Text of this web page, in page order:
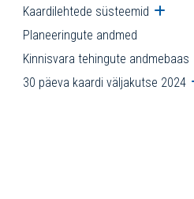
Kaardilehtede süsteemid Ava
Planeeringute andmed
Kinnisvara tehingute andmebaas
30 päeva kaardi väljakutse 2024